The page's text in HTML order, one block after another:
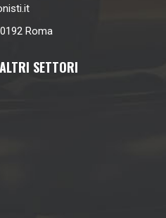
Roma
SETTORI